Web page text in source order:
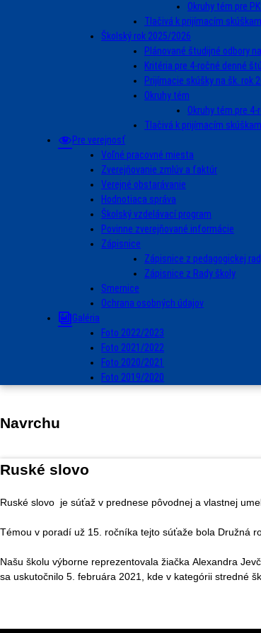
Okruhy tém pre
Tlačivá k prijímacím
Školský rok 2025/2026
Plánované študijné odbory
Kritéria pre 4-ročné denné
Prijímacie skúšky na šk. rok
Okruhy tém
Okruhy tém pre
Tlačivá k prijímacím
Pre verejnosť
Voľné pracovné miesta
Zverejňovanie zmlúv a faktúr
Verejné obstarávanie
Hodnotiaca správa
Školský vzdelávací program
Povinne zverejňované informácie
Zápisnice
Zápisnice z pedagogickej
Zápisnice z Rady školy
Smernice
Ochrana osobných údajov
Galéria
Foto 2022/2023
Foto 2021/2022
Foto 2020/2021
Foto 2019/2020
Navrchu
Ruské slovo
Ruské slovo je súťaž v prednese pôvodnej a vlastnej
Témou v poradí už 15. ročníka tejto súťaže bola Družná
Našu školu výborne reprezentovala žiačka Alexandra
sa uskutočnilo 5. februára 2021, kde v kategórii stredné
Srdečne